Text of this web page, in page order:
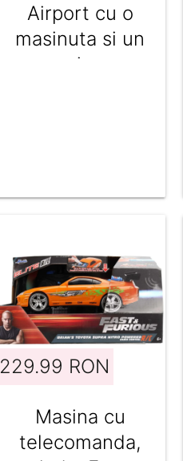
Airport cu o
masinuta si un
avion
229.99 RON
Masina cu
telecomanda,